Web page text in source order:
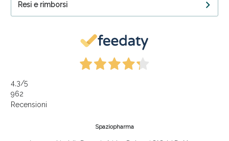
Resi e rimborsi
4,3/5
962
Recensioni
Spaziopharma